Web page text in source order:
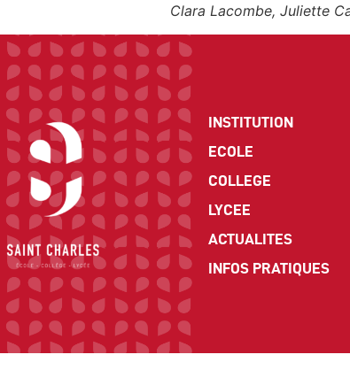
Clara Lacombe, Juliette
INSTITUTION
ECOLE
COLLEGE
LYCEE
ACTUALITES
INFOS PRATIQUES